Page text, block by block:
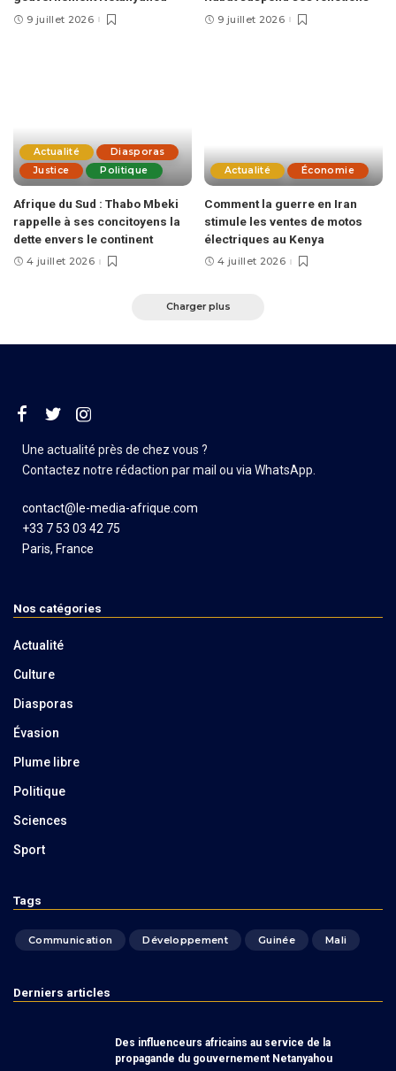
9 juillet 2026 9 juillet 2026
Actualité
Diasporas
Justice
Politique
Afrique du Sud : Thabo Mbeki
rappelle à ses concitoyens la
dette envers le continent
4 juillet 2026
Actualité Économie
Comment la guerre en Iran
stimule les ventes de motos
électriques au Kenya
4 juillet 2026
Charger plus
Une actualité près de chez vous ?
Contactez notre rédaction par mail ou via WhatsApp.
contact@le-media-afrique.com
+33 7 53 03 42 75
Paris, France
Nos catégories
Actualité
Culture
Diasporas
Évasion
Plume libre
Politique
Sciences
Sport
Tags
Communication Développement Guinée Mali
Derniers articles
Des influenceurs africains au service de la
propagande du gouvernement Netanyahou